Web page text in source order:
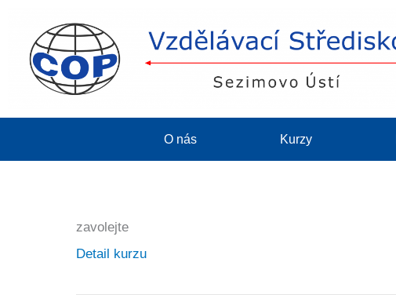
O nás Kurzy
zavolejte
Detail kurzu